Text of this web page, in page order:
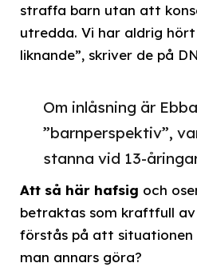
straffa barn utan att
utredda. Vi har aldrig
liknande”, skriver de på
Om inlåsning är
”barnperspektiv”,
stanna vid 13-
Att så här hafsig och
betraktas som kraftfull
förstås på att situationen
man annars göra?